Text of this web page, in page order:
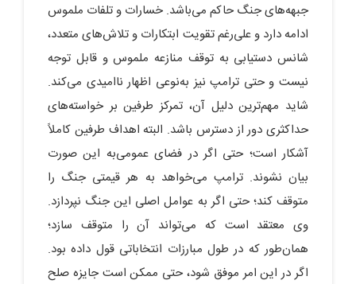
جبهه‌های جنگ حاکم می‌باشد. خسارات و تلفات ملموس
ادامه دارد و علی‌رغم تقویت ابتکارات و تلاش‌های متعدد،
شانس دستیابی به توقف منازعه ملموس و قابل توجه
نیست و حتی ترامپ نیز به‌نوعی اظهار ناامیدی می‌کند.
شاید مهم‌ترین دلیل آن، تمرکز طرفین بر خواسته‌های
حداکثری دور از دسترس باشد. البته اهداف طرفین کاملاً
آشکار است؛ حتی اگر در فضای عمومی‌به این صورت
بیان نشوند. ترامپ می‌خواهد به هر قیمتی جنگ را
متوقف کند؛ حتی اگر به عوامل اصلی این جنگ نپردازد.
وی معتقد است که می‌تواند آن را متوقف سازد؛
همان‌طور که در طول مبارزات انتخاباتی قول داده بود.
اگر در این امر موفق شود، حتی ممکن است جایزه صلح